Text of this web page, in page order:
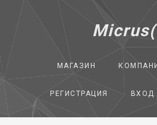
МАГАЗИН
РЕГИСТРАЦИЯ ВХОД